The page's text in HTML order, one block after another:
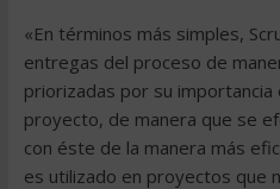
«En términos más simples,
entregas del proceso de
priorizadas por su importancia
proyecto, de manera que se
con éste de la manera más
es utilizado en proyectos que